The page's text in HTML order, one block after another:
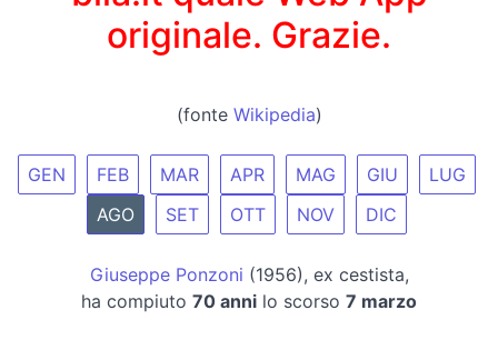
originale. Grazie.
(fonte Wikipedia)
GEN FEB MAR APR MAG GIU
LUG
AGO
SET OTT NOV DIC
Giuseppe Ponzoni (1956), ex cestista,
ha compiuto 70 anni lo scorso 7 marzo